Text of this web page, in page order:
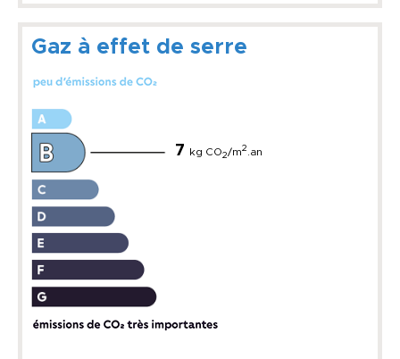
Gaz à effet de serre
7 kg CO2/m2 .an